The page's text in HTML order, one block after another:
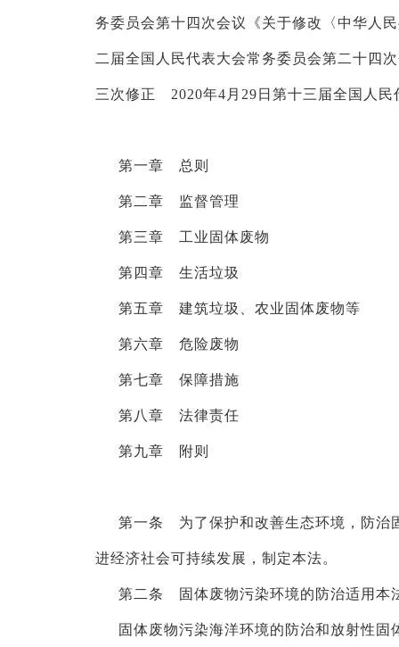
务委员会第十四次会议《关于修改〈中华人
二届全国人民代表大会常务委员会第二十四
三次修正 2020年4月29日第十三届全国人
第一章 总则
第二章 监督管理
第三章 工业固体废物
第四章 生活垃圾
第五章 建筑垃圾、农业固体废物等
第六章 危险废物
第七章 保障措施
第八章 法律责任
第九章 附则
第一条 为了保护和改善生态环境，防治
进经济社会可持续发展，制定本法。
第二条 固体废物污染环境的防治适用本
固体废物污染海洋环境的防治和放射性